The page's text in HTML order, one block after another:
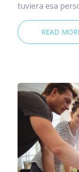
tuviera esa
READ